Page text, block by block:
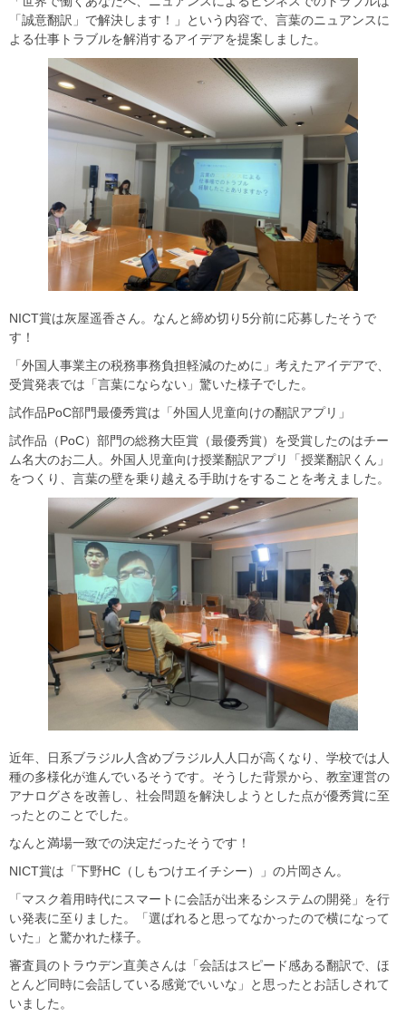
「誠意翻訳」で解決します！」という内容で、言葉のニュアンスに
よる仕事トラブルを解消するアイデアを提案しました。
NICT賞は灰屋遥香さん。なんと締め切り5分前に応募したそうで
す！
「外国人事業主の税務事務負担軽減のために」考えたアイデアで、
受賞発表では「言葉にならない」驚いた様子でした。
試作品PoC部門最優秀賞は「外国人児童向けの翻訳アプリ」
試作品（PoC）部門の総務大臣賞（最優秀賞）を受賞したのはチー
ム名大のお二人。外国人児童向け授業翻訳アプリ「授業翻訳くん」
をつくり、言葉の壁を乗り越える手助けをすることを考えました。
近年、日系ブラジル人含めブラジル人人口が高くなり、学校では人
種の多様化が進んでいるそうです。そうした背景から、教室運営の
アナログさを改善し、社会問題を解決しようとした点が優秀賞に至
ったとのことでした。
なんと満場一致での決定だったそうです！
NICT賞は「下野HC（しもつけエイチシー）」の片岡さん。
「マスク着用時代にスマートに会話が出来るシステムの開発」を行
い発表に至りました。「選ばれると思ってなかったので横になって
いた」と驚かれた様子。
審査員のトラウデン直美さんは「会話はスピード感ある翻訳で、ほ
とんど同時に会話している感覚でいいな」と思ったとお話しされて
いました。